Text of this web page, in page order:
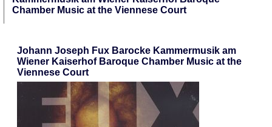
Chamber Music at the Viennese Court
Johann Joseph Fux Barocke Kammermusik am
Wiener Kaiserhof Baroque Chamber Music at the
Viennese Court